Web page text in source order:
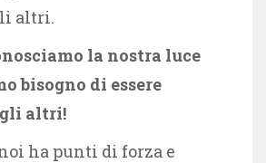
altri.
la nostra luce
bisogno di essere
altri!
ha punti di forza e